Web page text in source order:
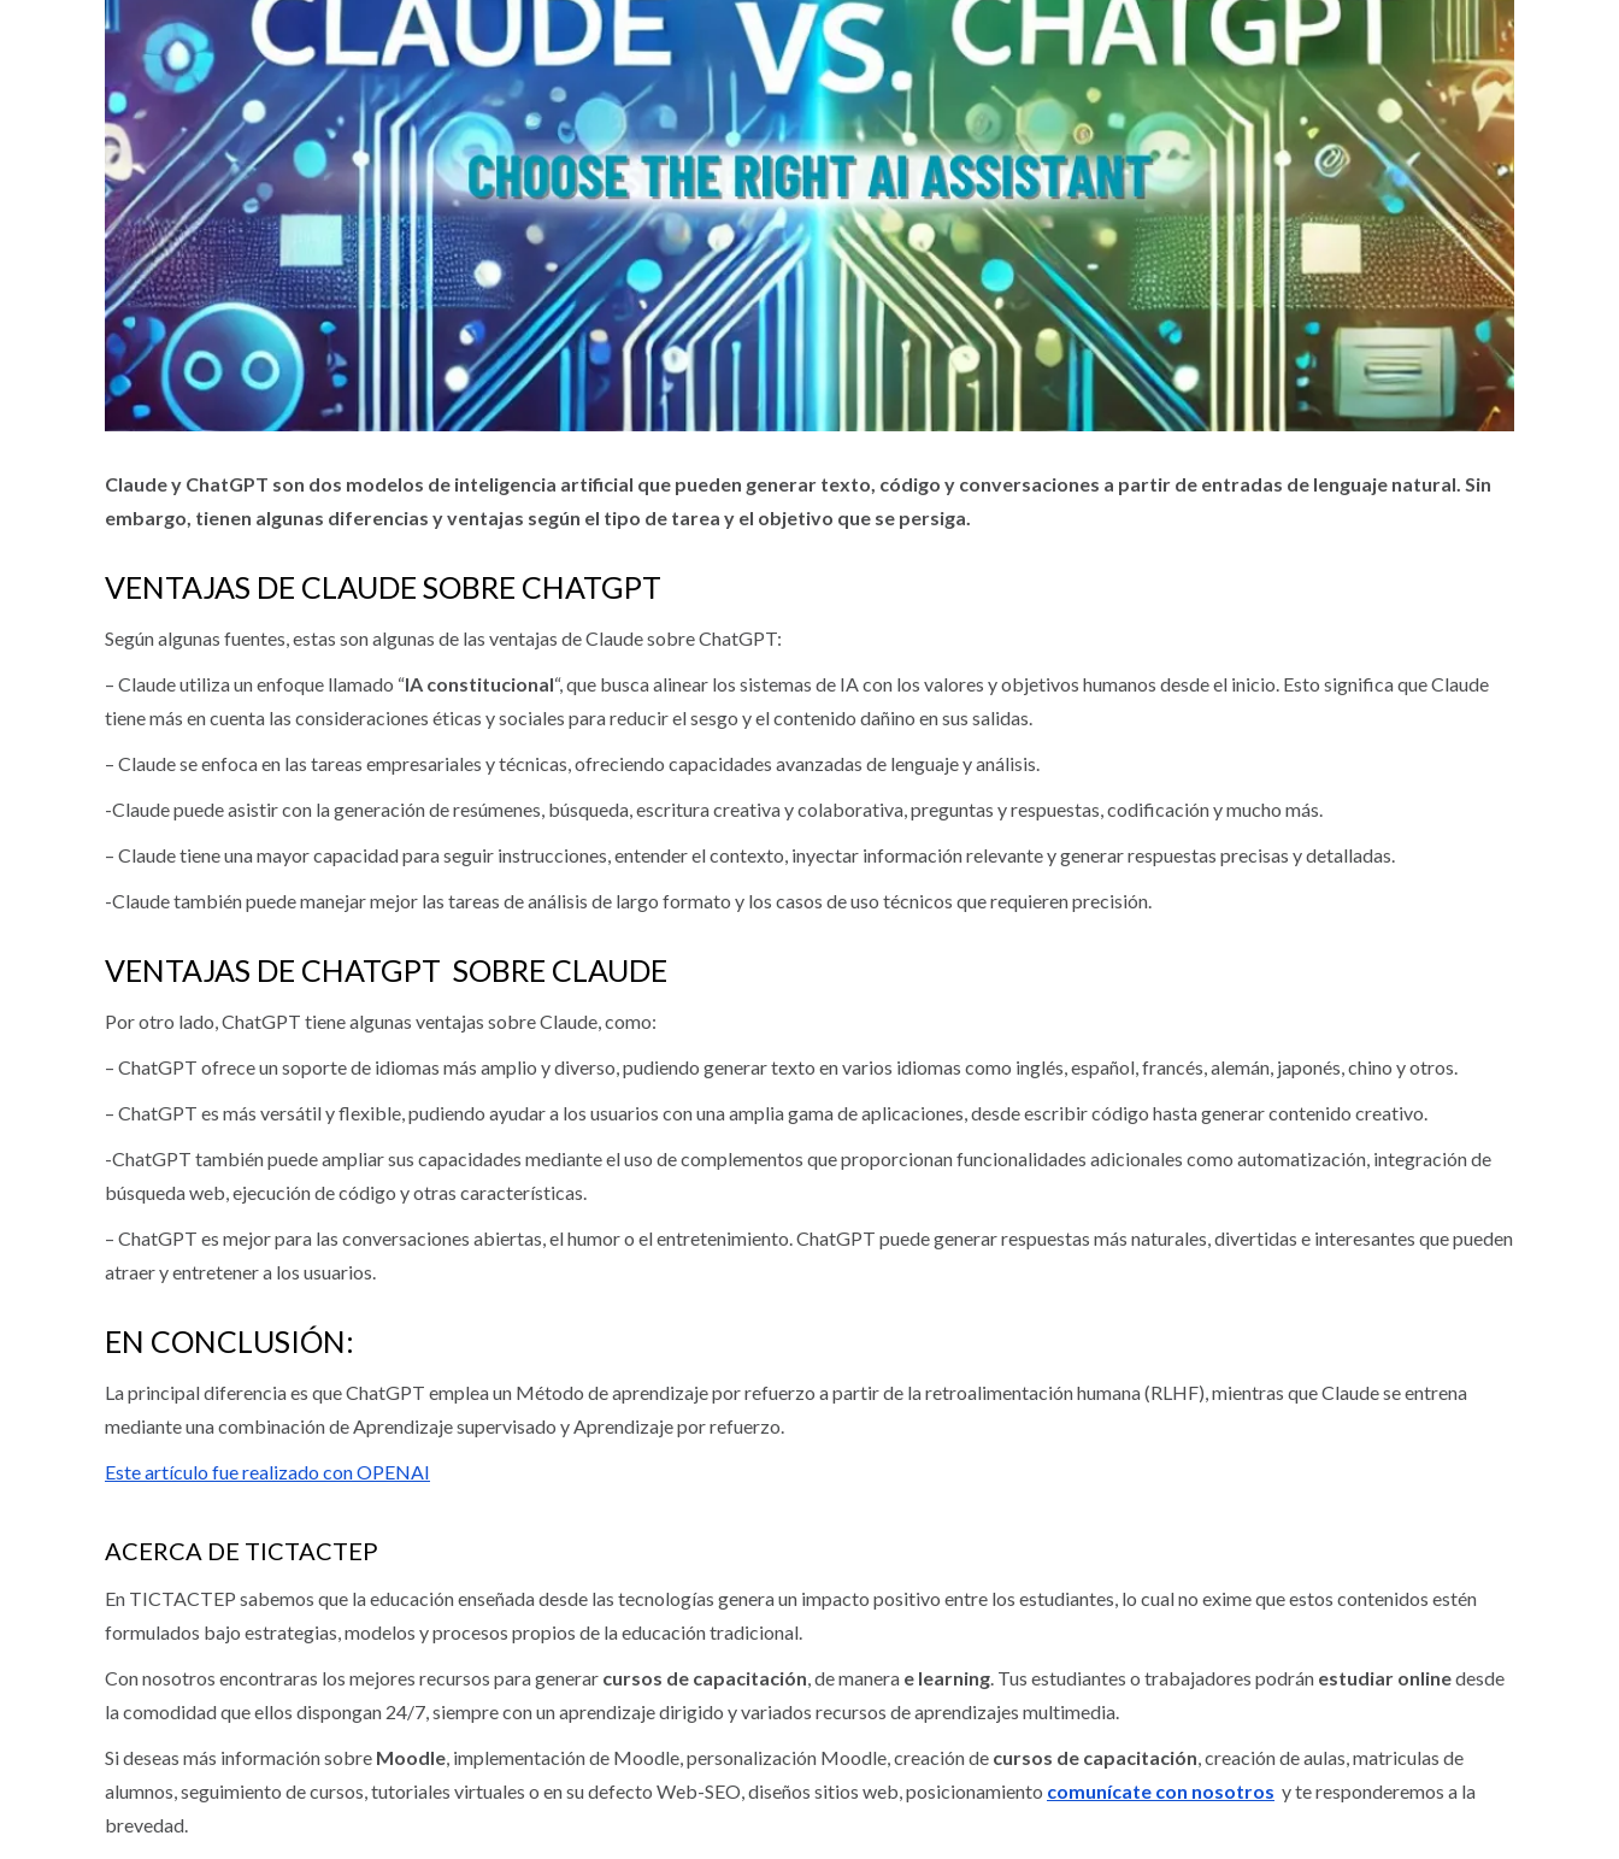
Claude y ChatGPT son dos modelos de inteligencia artificial que pueden generar texto, código y conversaciones a partir de entradas de lenguaje natural. Sin
embargo, tienen algunas diferencias y ventajas según el tipo de tarea y el objetivo que se persiga.
VENTAJAS DE CLAUDE SOBRE CHATGPT
Según algunas fuentes, estas son algunas de las ventajas de Claude sobre ChatGPT:
– Claude utiliza un enfoque llamado “IA constitucional“, que busca alinear los sistemas de IA con los valores y objetivos humanos desde el inicio. Esto significa que Claude
tiene más en cuenta las consideraciones éticas y sociales para reducir el sesgo y el contenido dañino en sus salidas.
– Claude se enfoca en las tareas empresariales y técnicas, ofreciendo capacidades avanzadas de lenguaje y análisis.
-Claude puede asistir con la generación de resúmenes, búsqueda, escritura creativa y colaborativa, preguntas y respuestas, codificación y mucho más.
– Claude tiene una mayor capacidad para seguir instrucciones, entender el contexto, inyectar información relevante y generar respuestas precisas y detalladas.
-Claude también puede manejar mejor las tareas de análisis de largo formato y los casos de uso técnicos que requieren precisión.
VENTAJAS DE CHATGPT SOBRE CLAUDE
Por otro lado, ChatGPT tiene algunas ventajas sobre Claude, como:
– ChatGPT ofrece un soporte de idiomas más amplio y diverso, pudiendo generar texto en varios idiomas como inglés, español, francés, alemán, japonés, chino y otros.
– ChatGPT es más versátil y flexible, pudiendo ayudar a los usuarios con una amplia gama de aplicaciones, desde escribir código hasta generar contenido creativo.
-ChatGPT también puede ampliar sus capacidades mediante el uso de complementos que proporcionan funcionalidades adicionales como automatización, integración de
búsqueda web, ejecución de código y otras características.
– ChatGPT es mejor para las conversaciones abiertas, el humor o el entretenimiento. ChatGPT puede generar respuestas más naturales, divertidas e interesantes que pueden
atraer y entretener a los usuarios.
EN CONCLUSIÓN:
La principal diferencia es que ChatGPT emplea un Método de aprendizaje por refuerzo a partir de la retroalimentación humana (RLHF), mientras que Claude se entrena
mediante una combinación de Aprendizaje supervisado y Aprendizaje por refuerzo.
Este artículo fue realizado conOPENAI
ACERCA DE TICTACTEP
En TICTACTEP sabemos que la educación enseñada desde las tecnologías genera un impacto positivo entre los estudiantes, lo cual no exime que estos contenidos estén
formulados bajo estrategias, modelos y procesos propios de la educación tradicional.
Con nosotros encontraras los mejores recursos para generar cursos de capacitación, de manera e learning. Tus estudiantes o trabajadores podrán estudiar onlinedesde
la comodidad que ellos dispongan 24/7, siempre con un aprendizaje dirigido y variados recursos de aprendizajes multimedia.
Si deseas más información sobre Moodle, implementación de Moodle, personalización Moodle, creación de cursos de capacitación, creación de aulas, matriculas de
alumnos, seguimiento de cursos, tutoriales virtuales o en su defecto Web-SEO, diseños sitios web, posicionamiento comunícate con nosotros y te responderemos a la
brevedad.